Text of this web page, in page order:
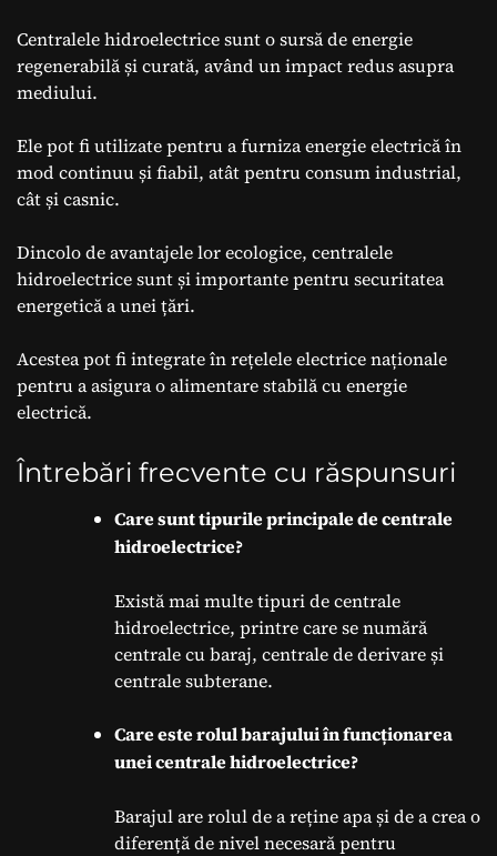
Centralele hidroelectrice sunt o sursă de energie
regenerabilă și curată, având un impact redus asupra
mediului.
Ele pot fi utilizate pentru a furniza energie electrică în
mod continuu și fiabil, atât pentru consum industrial,
cât și casnic.
Dincolo de avantajele lor ecologice, centralele
hidroelectrice sunt și importante pentru securitatea
energetică a unei țări.
Acestea pot fi integrate în rețelele electrice naționale
pentru a asigura o alimentare stabilă cu energie
electrică.
Întrebări frecvente cu răspunsuri
Care sunt tipurile principale de centrale
hidroelectrice?
Există mai multe tipuri de centrale
hidroelectrice, printre care se numără
centrale cu baraj, centrale de derivare și
centrale subterane.
Care este rolul barajului în funcționarea
unei centrale hidroelectrice?
Barajul are rolul de a reține apa și de a crea o
diferență de nivel necesară pentru